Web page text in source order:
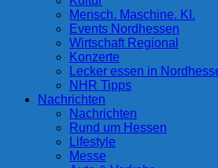
Mensch. Maschine. KI.
Events Nordhessen
Wirtschaft Regional
Konzerte
Lecker essen in
NHR Tipps
Nachrichten
Nachrichten
Rund um Hessen
Lifestyle
Messe